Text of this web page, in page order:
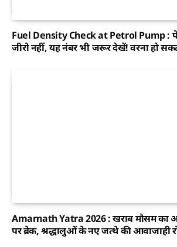
Fuel Density Check at Petrol Pump :
जीरो नहीं, यह नंबर भी जरूर देखें! वरना हो
Amarnath Yatra 2026 : खराब मौसम का
पर ब्रेक, श्रद्धालुओं के नए जत्थे की आवाजाही